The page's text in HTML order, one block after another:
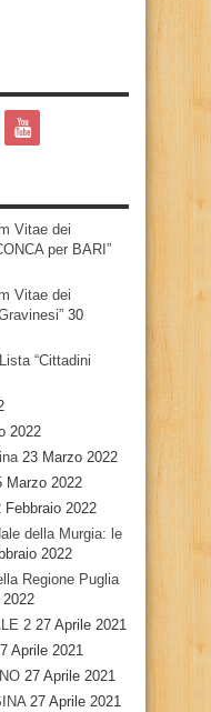
Vitae dei
per BARI”
Vitae dei
30
“Cittadini
2022
23 Marzo 2022
Marzo 2022
Febbraio 2022
della Murgia: le
2022
Regione Puglia
2022
2 27 Aprile 2021
Aprile 2021
27 Aprile 2021
27 Aprile 2021